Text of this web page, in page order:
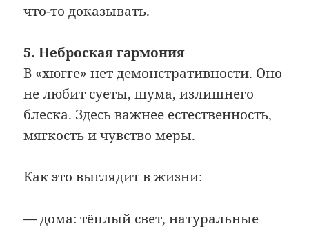
что-то доказывать.
5. Неброская гармония
В «хюгге» нет демонстративности. Оно
не любит суеты, шума, излишнего
блеска. Здесь важнее естественность,
мягкость и чувство меры.
Как это выглядит в жизни:
— дома: тёплый свет, натуральные